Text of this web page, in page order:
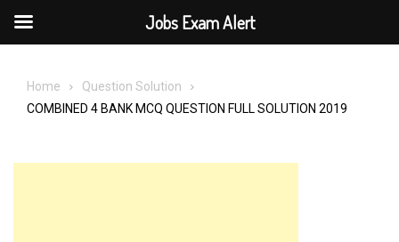
Home
Question Solution
COMBINED 4 BANK MCQ QUESTION FULL SOLUTION 2019
Jobs Exam Alert